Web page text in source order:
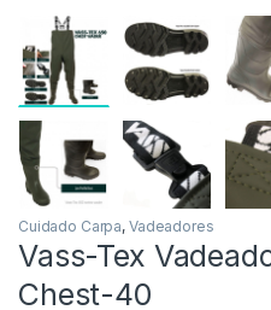
Cuidado Carpa, Vadeadores
Vass-Tex
Chest-40